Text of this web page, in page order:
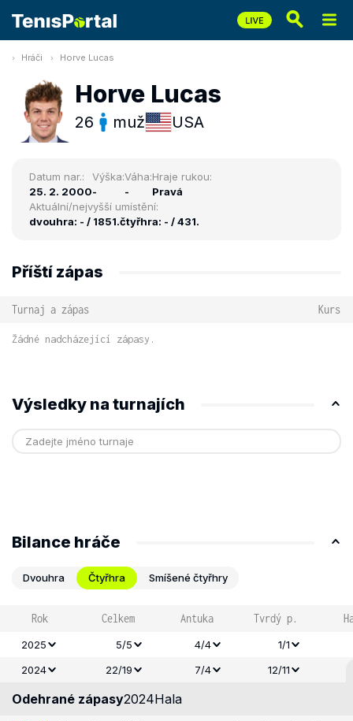
Hráči Horve Lucas
Horve Lucas
26 muž USA
Datum nar.:
25. 2. 2000
Výška:
-
Váha:
-
Hraje rukou:
Pravá
Aktuální/nejvyšší umístění:
dvouhra: - / 1851.čtyřhra: - / 431.
Příští zápas
Turnaj a zápas Kurs
Žádné nadcházející zápasy.
Výsledky na turnajích
Bilance hráče
Dvouhra Čtyřhra Smíšené čtyřhry
Rok Celkem Antuka Tvrdý p.
2025 5/5 4/4
1/1
2024
22/19 7/4 12/11
Odehrané zápasy2024Hala